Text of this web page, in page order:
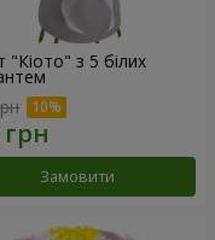
"Кіото" з 5 білих
Замовити